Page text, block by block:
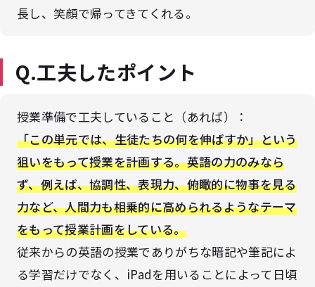
長し、笑顔で帰ってきてくれる。
Q.工夫したポイント
授業準備で工夫していること（あれば）：
「この単元では、生徒たちの何を伸ばすか」という
狙いをもって授業を計画する。英語の力のみなら
ず、例えば、協調性、表現力、俯瞰的に物事を見る
力など、人間力も相乗的に高められるようなテーマ
をもって授業計画をしている。
従来からの英語の授業でありがちな暗記や筆記によ
る学習だけでなく、iPadを用いることによって日頃